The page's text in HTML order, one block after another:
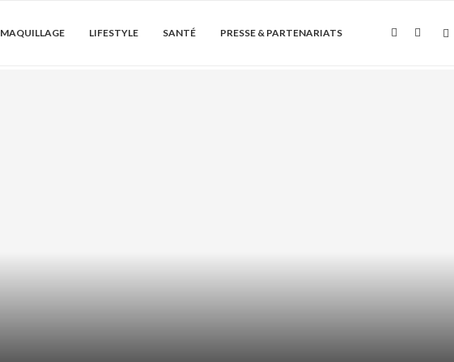
MAQUILLAGE LIFESTYLE SANTÉ PRESSE & PARTENARIATS